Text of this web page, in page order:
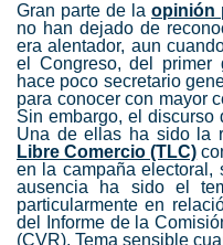
Gran parte de la opinión
no han dejado de
era alentador, aun
el Congreso, del primer
hace poco secretario
para conocer con mayor
Sin embargo, el discurso
Una de ellas ha sido la
Libre Comercio (TLC)
en la campaña electoral,
ausencia ha sido el
particularmente en
del Informe de la
(CVR). Tema sensible